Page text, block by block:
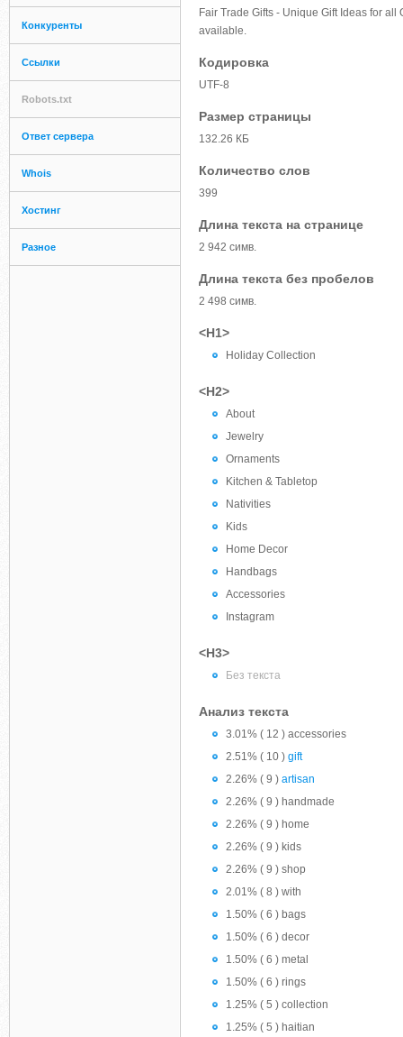
Конкуренты
Ссылки
Robots.txt
Ответ сервера
Whois
Хостинг
Разное
Fair Trade Gifts - Unique Gift Ideas for
available.
Кодировка
UTF-8
Размер страницы
132.26 КБ
Количество слов
399
Длина текста на странице
2 942 симв.
Длина текста без пробелов
2 498 симв.
<H1>
Holiday Collection
<H2>
About
Jewelry
Ornaments
Kitchen & Tabletop
Nativities
Kids
Home Decor
Handbags
Accessories
Instagram
<H3>
Без текста
Анализ текста
3.01% ( 12 ) accessories
2.51% ( 10 ) gift
2.26% ( 9 ) artisan
2.26% ( 9 ) handmade
2.26% ( 9 ) home
2.26% ( 9 ) kids
2.26% ( 9 ) shop
2.01% ( 8 ) with
1.50% ( 6 ) bags
1.50% ( 6 ) decor
1.50% ( 6 ) metal
1.50% ( 6 ) rings
1.25% ( 5 ) collection
1.25% ( 5 ) haitian